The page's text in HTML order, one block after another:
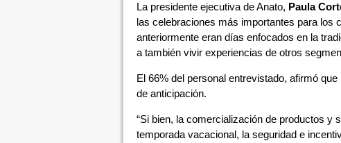
La presidente ejecutiva de Anato, Paula
las celebraciones más importantes para los
anteriormente eran días enfocados en la
a también vivir experiencias de otros
El 66% del personal entrevistado, afirmó
de anticipación.
“Si bien, la comercialización de productos y
temporada vacacional, la seguridad e